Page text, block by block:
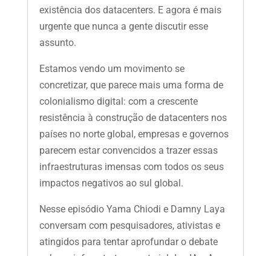
existência dos datacenters. E agora é mais
urgente que nunca a gente discutir esse
assunto.
Estamos vendo um movimento se
concretizar, que parece mais uma forma de
colonialismo digital: com a crescente
resistência à construção de datacenters nos
países no norte global, empresas e governos
parecem estar convencidos a trazer essas
infraestruturas imensas com todos os seus
impactos negativos ao sul global.
Nesse episódio Yama Chiodi e Damny Laya
conversam com pesquisadores, ativistas e
atingidos para tentar aprofundar o debate